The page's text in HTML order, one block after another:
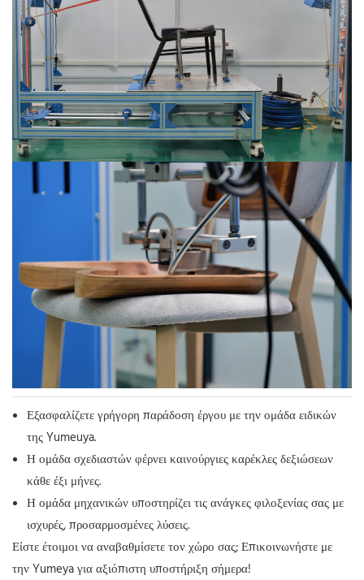
Εξασφαλίζετε γρήγορη παράδοση έργου με την ομάδα ειδικών
της Yumeuya.
Η ομάδα σχεδιαστών φέρνει καινούργιες καρέκλες δεξιώσεων
κάθε έξι μήνες.
Η ομάδα μηχανικών υποστηρίζει τις ανάγκες φιλοξενίας σας με
ισχυρές, προσαρμοσμένες λύσεις.
Είστε έτοιμοι να αναβαθμίσετε τον χώρο σας; Επικοινωνήστε με
την Yumeya για αξιόπιστη υποστήριξη σήμερα!